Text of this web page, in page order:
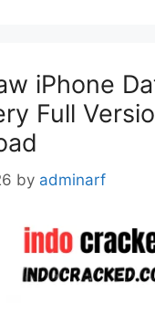
iPhone
Full
by adminarf